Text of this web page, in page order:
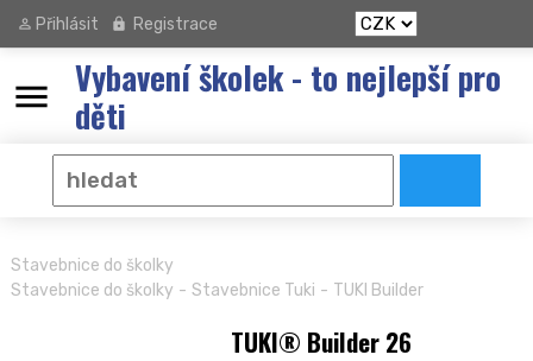
Přihlásit Registrace
menu
Vybavení školek - to nejlepší pro
děti
Stavebnice do školky
Stavebnice do školky - Stavebnice Tuki - TUKI Builder
TUKI® Builder 26